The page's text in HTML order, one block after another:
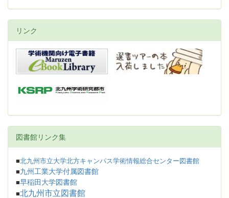
リンク
図書館リンク集
■北九州市立大学北方キャンパス学術情報総合センター図書館
■九州工業大学付属図書館
■早稲田大学図書館
■北九州市立図書館